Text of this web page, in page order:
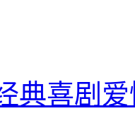
典喜剧